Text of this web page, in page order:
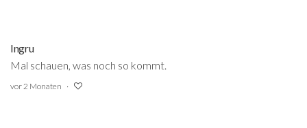
Ingru
Mal schauen, was noch so kommt.
vor 2 Monaten